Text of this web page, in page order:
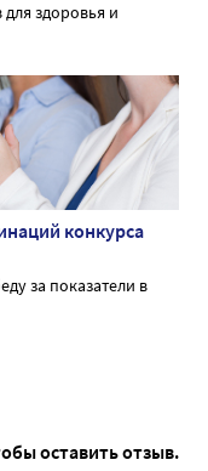
здоровья и
конкурса
за показатели в
оставить отзыв.